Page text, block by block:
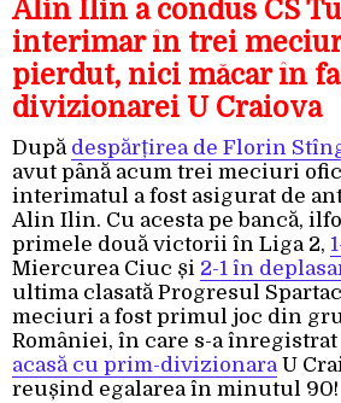
Alin Ilin a condus CS
interimar în trei
pierdut, nici măcar în
divizionarei U Craiova
După despărțirea de Florin
avut până acum trei meciuri
interimatul a fost asigurat de
Alin Ilin. Cu acesta pe bancă,
primele două victorii în Liga 2,
Miercurea Ciuc și 2-1 în
ultima clasată Progresul
meciuri a fost primul joc din
României, în care s-a înregistrat
acasă cu prim-divizionaraU
reușind egalarea în minutul 90!